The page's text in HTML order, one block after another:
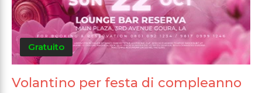
Gratuito
Volantino per festa di compleanno